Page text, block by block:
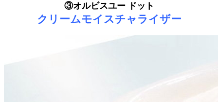
③オルビスユー ドット
クリームモイスチャライザー